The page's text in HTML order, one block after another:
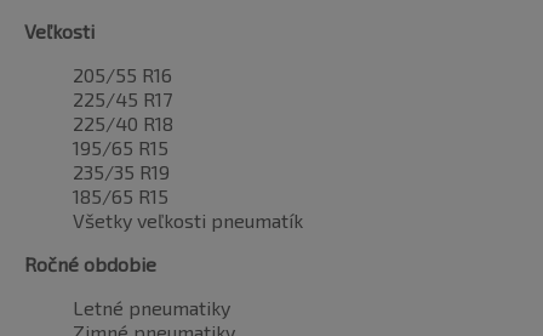
Veľkosti
205/55 R16
225/45 R17
225/40 R18
195/65 R15
235/35 R19
185/65 R15
Všetky veľkosti pneumatík
Ročné obdobie
Letné pneumatiky